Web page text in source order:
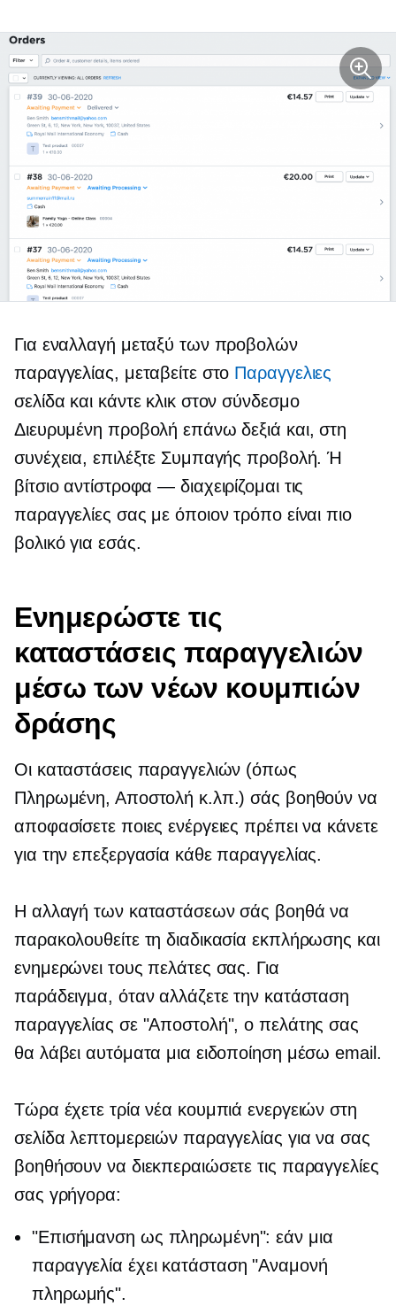
Για εναλλαγή μεταξύ των προβολών
παραγγελίας, μεταβείτε στο Παραγγελιες
σελίδα και κάντε κλικ στον σύνδεσμο
Διευρυμένη προβολή επάνω δεξιά και, στη
συνέχεια, επιλέξτε Συμπαγής προβολή. Ή
βίτσιοαντίστροφα — διαχειρίζομαιτις
παραγγελίες σας με όποιον τρόπο είναι πιο
βολικό για εσάς.
Ενημερώστε τις
καταστάσεις παραγγελιών
μέσω των νέων κουμπιών
δράσης
Οι καταστάσεις παραγγελιών (όπως
Πληρωμένη, Αποστολή κ.λπ.) σάς βοηθούν να
αποφασίσετε ποιες ενέργειες πρέπει να κάνετε
για την επεξεργασία κάθε παραγγελίας.
Η αλλαγή των καταστάσεων σάς βοηθά να
παρακολουθείτε τη διαδικασία εκπλήρωσης και
ενημερώνει τους πελάτες σας. Για
παράδειγμα, όταν αλλάζετε την κατάσταση
παραγγελίας σε "Αποστολή", ο πελάτης σας
θα λάβει αυτόματα μια ειδοποίηση μέσω email.
Τώρα έχετε τρία νέα κουμπιά ενεργειών στη
σελίδα λεπτομερειών παραγγελίας για να σας
βοηθήσουν να διεκπεραιώσετε τις παραγγελίες
σας γρήγορα:
"Επισήμανση ως πληρωμένη": εάν μια
παραγγελία έχει κατάσταση "Αναμονή
πληρωμής".